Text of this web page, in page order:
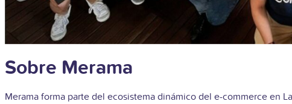
Sobre Merama
Merama forma parte del ecosistema dinámico del e-commerce en